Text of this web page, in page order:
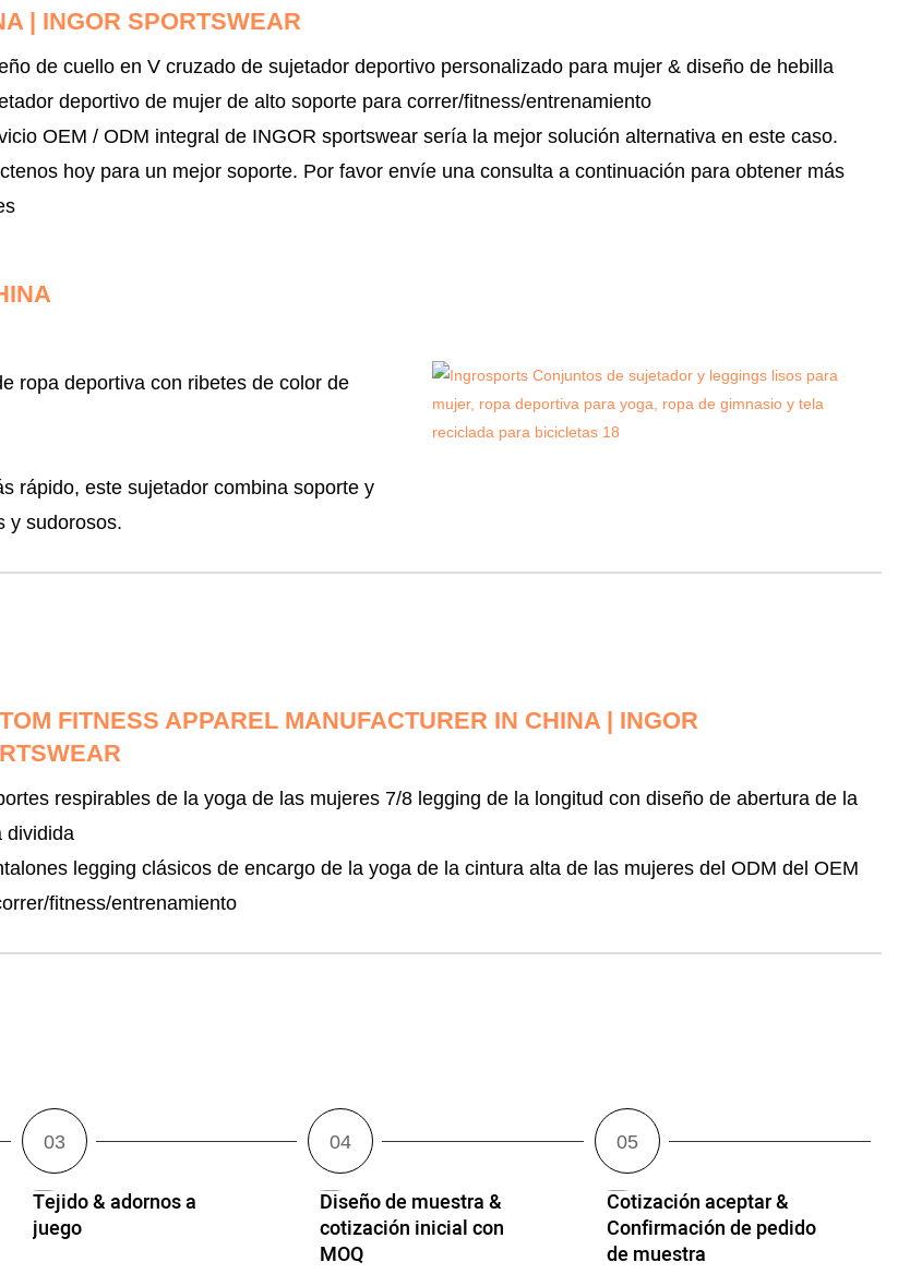
| INGOR SPORTSWEAR
de cuello en V cruzado de sujetador deportivo personalizado para mujer & diseño de hebilla
deportivo de mujer de alto soporte para correr/fitness/entrenamiento
OEM / ODM integral de INGOR sportswear sería la mejor solución alternativa en este caso.
hoy para un mejor soporte. Por favor envíe una consulta a continuación para obtener más
ropa deportiva con ribetes de color de
rápido, este sujetador combina soporte y
y sudorosos.
FITNESS APPAREL MANUFACTURER IN CHINA | INGOR
respirables de la yoga de las mujeres 7/8 legging de la longitud con diseño de abertura de la
dividida
legging clásicos de encargo de la yoga de la cintura alta de las mujeres del ODM del OEM
fitness/entrenamiento
Tejido & adornos a
juego
Diseño de muestra &
cotización inicial con
MOQ
Cotización aceptar &
Confirmación de pedido
de muestra